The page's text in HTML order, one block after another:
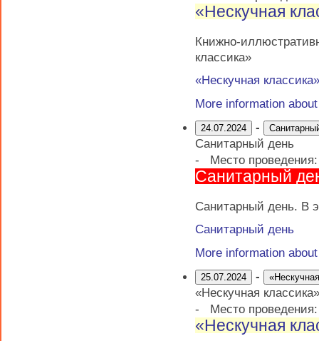
«Нескучная
Книжно-
классика»
«Нескучная классика»
More information
24.07.2024 -
Санитарный день
-
Место
Санитарный
Санитарный день. В
Санитарный день
More information
25.07.2024 -
«Нескучная классика»
-
Место
«Нескучная